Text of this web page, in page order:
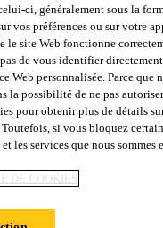
Sols
Collage &
Jointoiement
ci, généralement sous la
vos préférences ou sur votre
le site Web fonctionne
de vous identifier
Web personnalisée. Parce que
la possibilité de ne pas
pour obtenir plus de détails
Toutefois, si vous bloquez
les services que nous sommes
DE COOKIES